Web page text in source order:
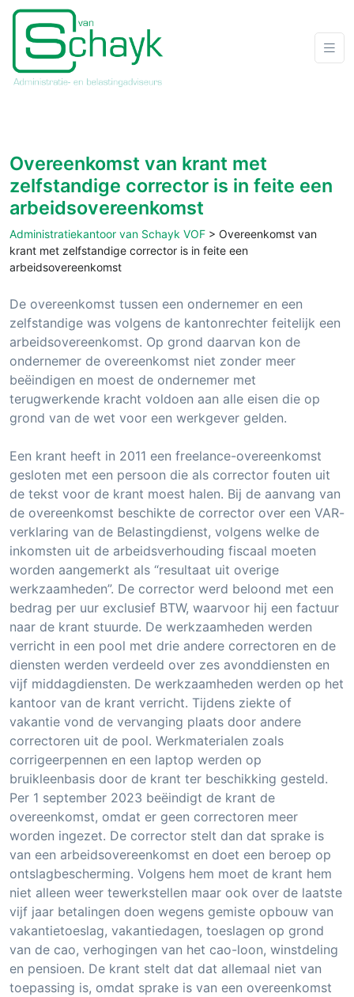
Overeenkomst van krant met
zelfstandige corrector is in feite een
arbeidsovereenkomst
Administratiekantoor van Schayk VOF > Overeenkomst van
krant met zelfstandige corrector is in feite een
arbeidsovereenkomst
De overeenkomst tussen een ondernemer en een
zelfstandige was volgens de kantonrechter feitelijk een
arbeidsovereenkomst. Op grond daarvan kon de
ondernemer de overeenkomst niet zonder meer
beëindigen en moest de ondernemer met
terugwerkende kracht voldoen aan alle eisen die op
grond van de wet voor een werkgever gelden.
Een krant heeft in 2011 een freelance-overeenkomst
gesloten met een persoon die als corrector fouten uit
de tekst voor de krant moest halen. Bij de aanvang van
de overeenkomst beschikte de corrector over een VAR-
verklaring van de Belastingdienst, volgens welke de
inkomsten uit de arbeidsverhouding fiscaal moeten
worden aangemerkt als “resultaat uit overige
werkzaamheden”. De corrector werd beloond met een
bedrag per uur exclusief BTW, waarvoor hij een factuur
naar de krant stuurde. De werkzaamheden werden
verricht in een pool met drie andere correctoren en de
diensten werden verdeeld over zes avonddiensten en
vijf middagdiensten. De werkzaamheden werden op het
kantoor van de krant verricht. Tijdens ziekte of
vakantie vond de vervanging plaats door andere
correctoren uit de pool. Werkmaterialen zoals
corrigeerpennen en een laptop werden op
bruikleenbasis door de krant ter beschikking gesteld.
Per 1 september 2023 beëindigt de krant de
overeenkomst, omdat er geen correctoren meer
worden ingezet. De corrector stelt dan dat sprake is
van een arbeidsovereenkomst en doet een beroep op
ontslagbescherming. Volgens hem moet de krant hem
niet alleen weer tewerkstellen maar ook over de laatste
vijf jaar betalingen doen wegens gemiste opbouw van
vakantietoeslag, vakantiedagen, toeslagen op grond
van de cao, verhogingen van het cao-loon, winstdeling
en pensioen. De krant stelt dat dat allemaal niet van
toepassing is, omdat sprake is van een overeenkomst